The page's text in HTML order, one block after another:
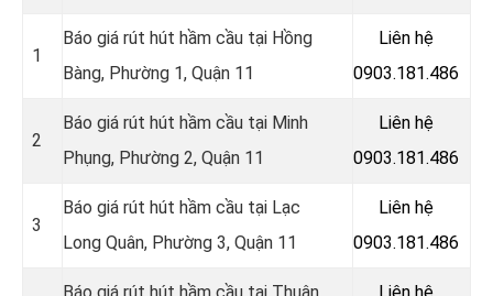
1
Báo giá rút hút hầm cầu tại Hồng
Bàng, Phường 1, Quận 11
Liên hệ
0903.181.486
2
Báo giá rút hút hầm cầu tại Minh
Phụng, Phường 2, Quận 11
Liên hệ
0903.181.486
3
Báo giá rút hút hầm cầu tại Lạc
Long Quân, Phường 3, Quận 11
Liên hệ
0903.181.486
Báo giá rút hút hầm cầu tại Thuận
Liên hệ